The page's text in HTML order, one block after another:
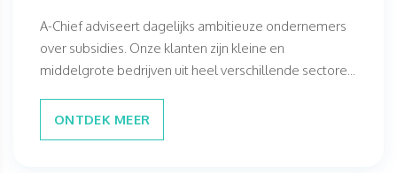
A-Chief adviseert dagelijks ambitieuze ondernemers
over subsidies. Onze klanten zijn kleine en
middelgrote bedrijven uit heel verschillende sectore...
ONTDEK MEER